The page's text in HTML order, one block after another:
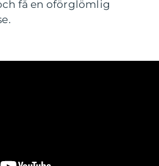
få en oförglömlig